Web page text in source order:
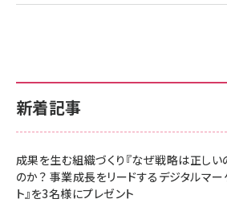
新着記事
成果を生む組織づくり『なぜ戦略は正し
のか？ 事業成長をリードするデジタルマー
ト』を3名様にプレゼント